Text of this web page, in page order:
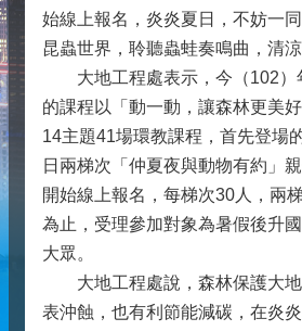
始線上報名，炎炎夏日，不妨一
昆蟲世界，聆聽蟲蛙奏鳴曲，清涼
大地工程處表示，今（102）
的課程以「動一動，讓森林更美
14主題41場環教課程，首先登場
日兩梯次「仲夏夜與動物有約」
開始線上報名，每梯次30人，兩
為止，受理參加對象為暑假後升
大眾。
大地工程處說，森林保護大地
表沖蝕，也有利節能減碳，在炎